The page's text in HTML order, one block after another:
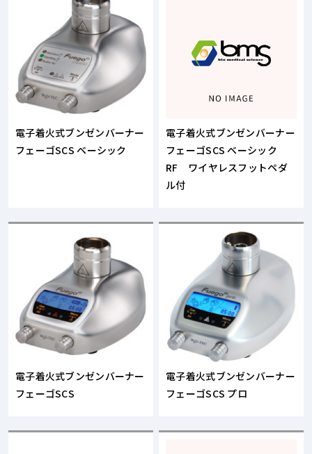
電子着火式ブンゼンバーナー
フェーゴSCS ベーシック
電子着火式ブンゼンバーナー
フェーゴSCS ベーシック
RF ワイヤレスフットペダ
ル付
電子着火式ブンゼンバーナー
フェーゴSCS
電子着火式ブンゼンバーナー
フェーゴSCS プロ